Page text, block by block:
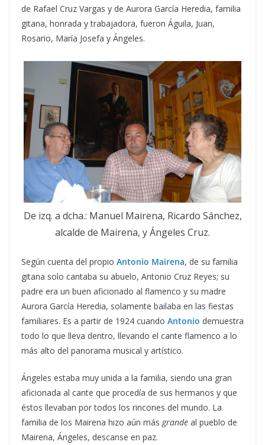
de Rafael Cruz Vargas y de Aurora García Heredia, familia
gitana, honrada y trabajadora, fueron Águila, Juan,
Rosario, María Josefa y Ángeles.
De izq. a dcha.: Manuel Mairena, Ricardo Sánchez,
alcalde de Mairena, y Ángeles Cruz.
Según cuenta del propio Antonio Mairena, de su familia
gitana solo cantaba su abuelo, Antonio Cruz Reyes; su
padre era un buen aficionado al flamenco y su madre
Aurora García Heredia, solamente bailaba en las fiestas
familiares. Es a partir de 1924 cuando Antonio demuestra
todo lo que lleva dentro, llevando el cante flamenco a lo
más alto del panorama musical y artístico.
Ángeles estaba muy unida a la familia, siendo una gran
aficionada al cante que procedía de sus hermanos y que
éstos llevaban por todos los rincones del mundo. La
familia de los Mairena hizo aún más grande al pueblo de
Mairena, Ángeles, descanse en paz.